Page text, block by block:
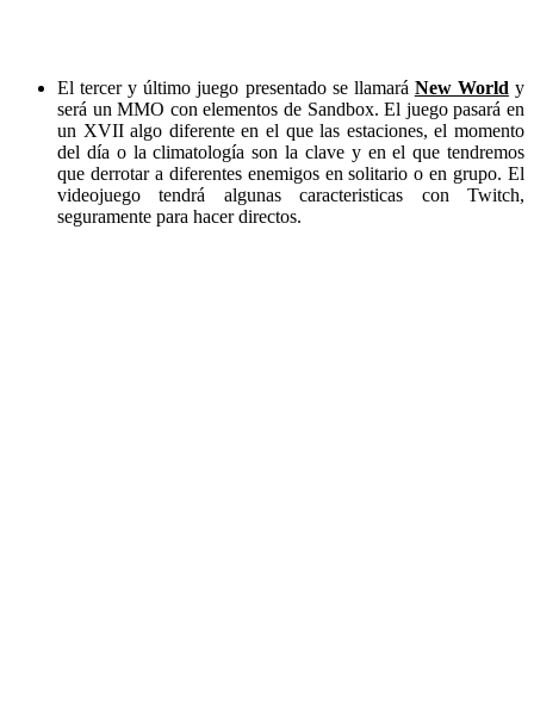
El tercer y último juego presentado se llamará New World y
será un MMO con elementos de Sandbox. El juego pasará en
un XVII algo diferente en el que las estaciones, el momento
del día o la climatología son la clave y en el que tendremos
que derrotar a diferentes enemigos en solitario o en grupo. El
videojuego tendrá algunas caracteristicas con Twitch,
seguramente para hacer directos.